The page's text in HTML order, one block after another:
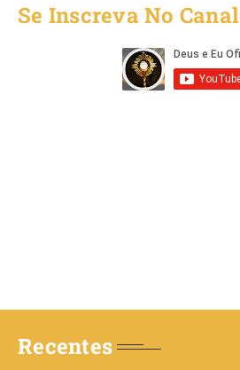
Se Inscreva No Canal
Recentes